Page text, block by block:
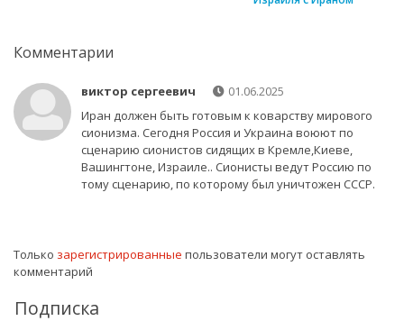
Комментарии
виктор сергеевич
01.06.2025
Иран должен быть готовым к коварству мирового
сионизма. Сегодня Россия и Украина воюют по
сценарию сионистов сидящих в Кремле,Киеве,
Вашингтоне, Израиле.. Сионисты ведут Россию по
тому сценарию, по которому был уничтожен СССР.
Только зарегистрированные пользователи могут оставлять
комментарий
Подписка